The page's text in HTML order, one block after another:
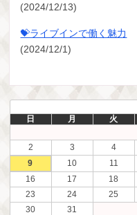
(2024/12/13)
💝ライブインで働く魅力
(2024/12/1)
日
月 火
2
3 4
9
10 11
16
17 18
23
24 25
30
31